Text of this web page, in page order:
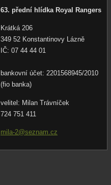
63. přední hlídka Royal Rangers
Krátká 206
349 52 Konstantinovy Lázně
IČ: 07 44 44 01
bankovní účet: 2201568945/2010
(fio banka)
velitel: Milan Trávníček
724 751 411
mila-2@seznam.cz